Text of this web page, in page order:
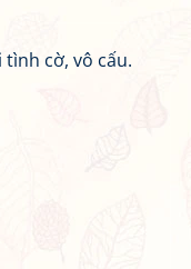
cờ, vô cấu.